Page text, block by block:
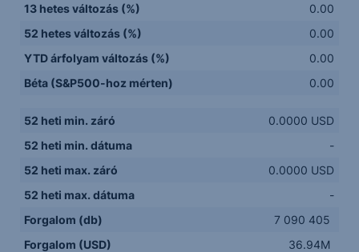
13 hetes változás (%)
0.00
52 hetes változás (%)
0.00
YTD árfolyam változás (%)
0.00
Béta (S&P500-hoz mérten)
0.00
52 heti min. záró
0.0000 USD
52 heti min. dátuma
-
52 heti max. záró
0.0000 USD
52 heti max. dátuma
-
Forgalom (db)
7 090 405
Forgalom (USD)
36.94M